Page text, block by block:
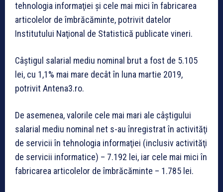
tehnologia informaţiei şi cele mai mici în fabricarea
articolelor de îmbrăcăminte, potrivit datelor
Institutului Naţional de Statistică publicate vineri.
Câştigul salarial mediu nominal brut a fost de 5.105
lei, cu 1,1% mai mare decât în luna martie 2019,
potrivit Antena3.ro.
De asemenea, valorile cele mai mari ale câştigului
salarial mediu nominal net s-au înregistrat în activităţi
de servicii în tehnologia informaţiei (inclusiv activităţi
de servicii informatice) – 7.192 lei, iar cele mai mici în
fabricarea articolelor de îmbrăcăminte – 1.785 lei.